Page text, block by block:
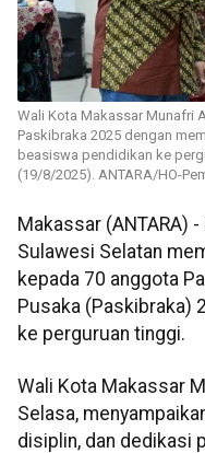
Wali Kota Makassar Munafri
Paskibraka 2025 dengan
beasiswa pendidikan ke
(19/8/2025). ANTARA/HO-
Makassar (ANTARA)
Sulawesi Selatan
kepada 70 anggota
Pusaka (Paskibraka)
ke perguruan tinggi.
Wali Kota Makassar
Selasa,
disiplin, dan dedikasi